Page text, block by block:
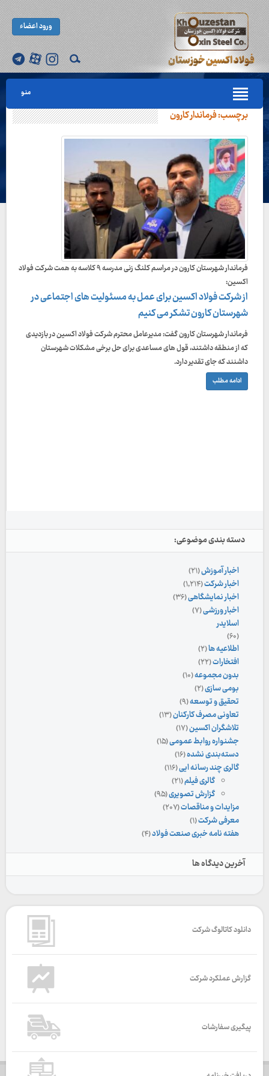
ورود اعضاء
منو
برچسب:فرماندار کارون
فرماندار شهرستان کارون در مراسم کلنگ زنی مدرسه ۹ کلاسه به همت شرکت فولاد
اکسین:
از شرکت فولاد اکسین برای عمل به مسئولیت های اجتماعی در
شهرستان کارون تشکر می کنیم
فرماندار شهرستان کارون گفت: مدیرعامل محترم شرکت فولاد اکسین در بازدیدی
که از منطقه داشتند، قول های مساعدی برای حل برخی مشکلات شهرستان
داشنند که جای تقدیر دارد.
ادامه مطلب
دسته بندی موضوعی:
اخبار آموزش(۲۱)
اخبار شرکت(۱,۲۱۴)
اخبار نمایشگاهی(۳۶)
اخبار ورزشی(۷)
اسلایدر
(۶۰)
اطلاعیه ها(۲)
افتخارات(۲۲)
بدون مجموعه(۱۰)
بومی سازی(۲)
تحقیق و توسعه(۹)
تعاونی مصرف کارکنان(۱۳)
تلاشگران اکسین(۱۷)
جشنواره روابط عمومی(۱۵)
دسته‌بندی نشده(۱۶)
گالری چند رسانه ایی(۱۱۶)
گالری فیلم(۲۱)
گزارش تصویری(۹۵)
مزایدات و مناقصات(۲۰۷)
معرفی شرکت(۱)
هفته نامه خبری صنعت فولاد(۴)
آخرین دیدگاه ها
دانلود کاتالوگ شرکت
گزارش عملکرد شرکت
پیگیری سفارشات